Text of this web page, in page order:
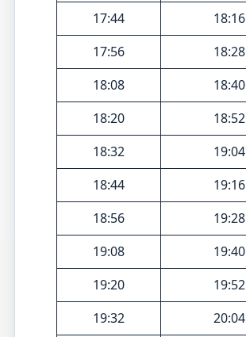
17:44
18:16
17:56
18:28
18:08
18:40
18:20
18:52
18:32
19:04
18:44
19:16
18:56
19:28
19:08
19:40
19:20
19:52
19:32
20:04